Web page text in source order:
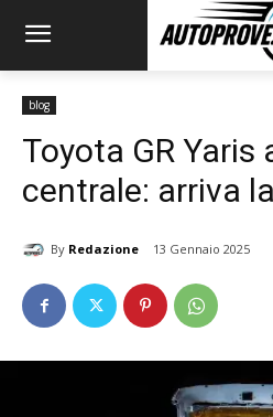
blog
Toyota GR Yaris
centrale: arriva
By Redazione 13 Gennaio 2025